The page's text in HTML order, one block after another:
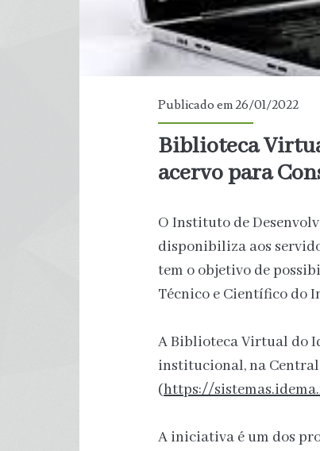
Publicado em 26/01/2022
Biblioteca
acervo para
O Instituto de
disponibiliza aos
tem o objetivo de
Técnico e Científico do
A Biblioteca Virtual do
institucional, na
(https://
A iniciativa é um dos